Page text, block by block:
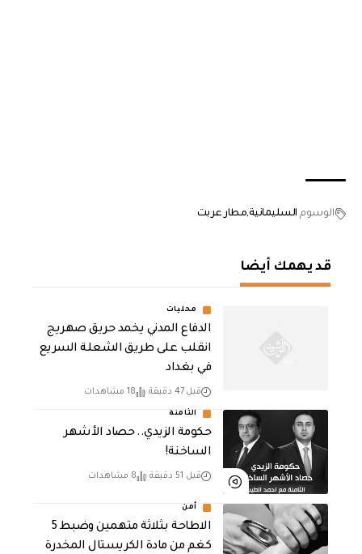
الوسوم السليمانيةمطار عربت
قد يهمك أيضا
محليات
الدفاع المدني يخمد حريق صهريج
انقلب على طريق الشعلة السريع
في بغداد
قبل 47 دقيقة 18 مشاهدات
الثامنة
حكومة الزيدي.. حصاد الأشهر
الساخنة!
قبل 51 دقيقة 8 مشاهدات
أمن
الاطاحة بثلاثة متهمين وضبط 5
كغم من مادة الكريستال المخدرة ​